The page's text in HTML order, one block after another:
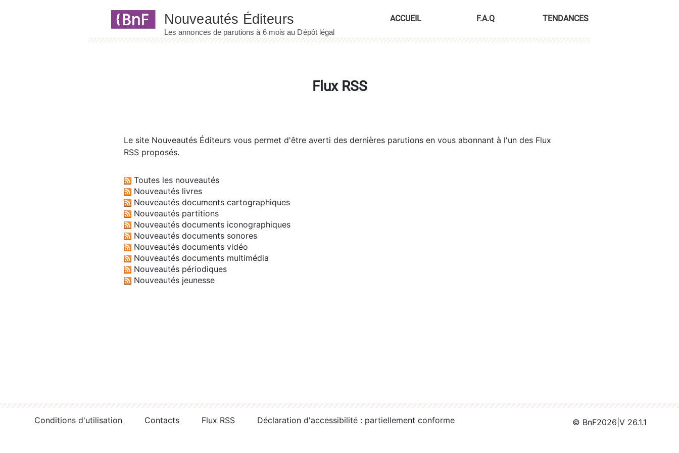
ACCUEIL F.A.Q TENDANCES
Flux RSS
Le site Nouveautés Éditeurs vous permet d'être averti des dernières parutions en vous abonnant à l'un des Flux
RSS proposés.
Toutes les nouveautés
Nouveautés livres
Nouveautés documents cartographiques
Nouveautés partitions
Nouveautés documents iconographiques
Nouveautés documents sonores
Nouveautés documents vidéo
Nouveautés documents multimédia
Nouveautés périodiques
Nouveautés jeunesse
Conditions d'utilisation Contacts Flux RSS Déclaration d'accessibilité : partiellement conforme © BnF2026 V 26.1.1